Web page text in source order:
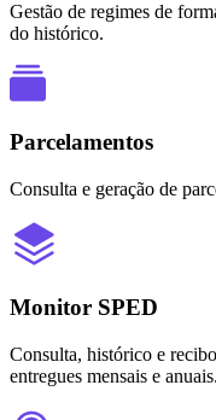
Gestão de regimes de
do histórico.
Parcelamentos
Consulta e geração de
Monitor SPED
Consulta, histórico e
entregues mensais e anuais.